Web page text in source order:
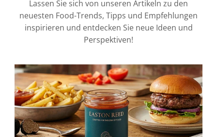
Lassen Sie sich von unseren Artikeln zu den
neuesten Food-Trends, Tipps und Empfehlungen
inspirieren und entdecken Sie neue Ideen und
Perspektiven!